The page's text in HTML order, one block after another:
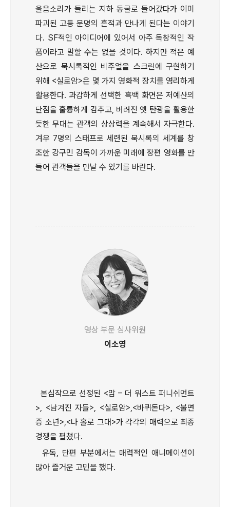
울음소리가 들리는 지하 동굴로 들어갔다가 이미
파괴된 고등 문명의 흔적과 만나게 된다는 이야기
다. SF적인 아이디어에 있어서 아주 독창적인 작
품이라고 말할 수는 없을 것이다. 하지만 적은 예
산으로 묵시록적인 비주얼을 스크린에 구현하기
위해 <실로암>은 몇 가지 영화적 장치를 영리하게
활용한다. 과감하게 선택한 흑백 화면은 저예산의
단점을 훌륭하게 감추고, 버려진 옛 탄광을 활용한
듯한 무대는 관객의 상상력을 계속해서 자극한다.
겨우 7명의 스태프로 세련된 묵시록의 세계를 창
조한 강구민 감독이 가까운 미래에 장편 영화를 만
들어 관객들을 만날 수 있기를 바란다.
영상 부문 심사위원
이소영
본심작으로 선정된 <맘 – 더 워스트 퍼니쉬먼트
>, <남겨진 자들>, <실로암>,<바퀴돈다>, <불면
증 소년>,<나 홀로 그대>가 각각의 매력으로 최종
경쟁을 펼쳤다.
유독, 단편 부분에서는 매력적인 애니메이션이
많아 즐거운 고민을 했다.